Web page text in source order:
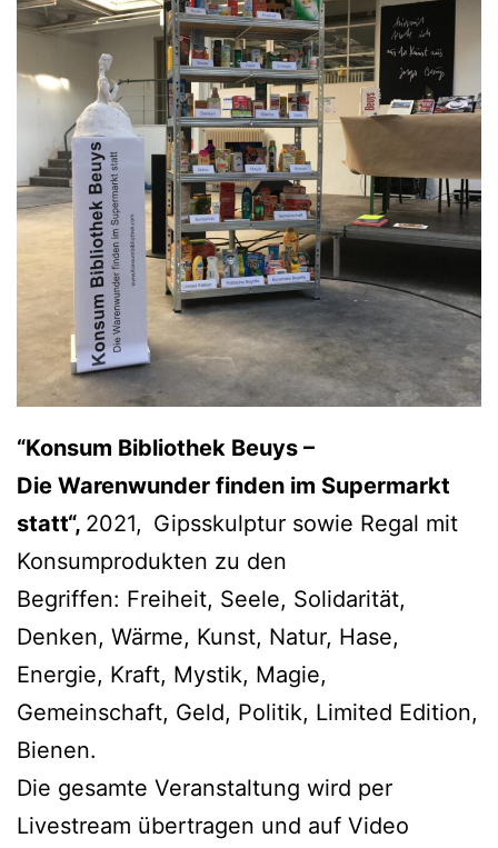
“Konsum Bibliothek Beuys –
Die Warenwunder finden im Supermarkt
statt“, 2021, Gipsskulptur sowie Regal mit
Konsumprodukten zu den
Begriffen: Freiheit, Seele, Solidarität,
Denken, Wärme, Kunst, Natur, Hase,
Energie, Kraft, Mystik, Magie,
Gemeinschaft, Geld, Politik, Limited Edition,
Bienen.
Die gesamte Veranstaltung wird per
Livestream übertragen und auf Video